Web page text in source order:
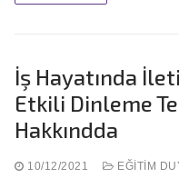
İş Hayatında
Etkili Dinleme
Hakkındda
10/12/2021 EĞITIM